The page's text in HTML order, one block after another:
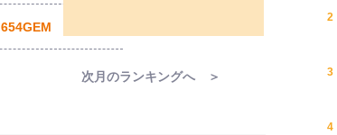
654GEM
次月のランキングへ ＞